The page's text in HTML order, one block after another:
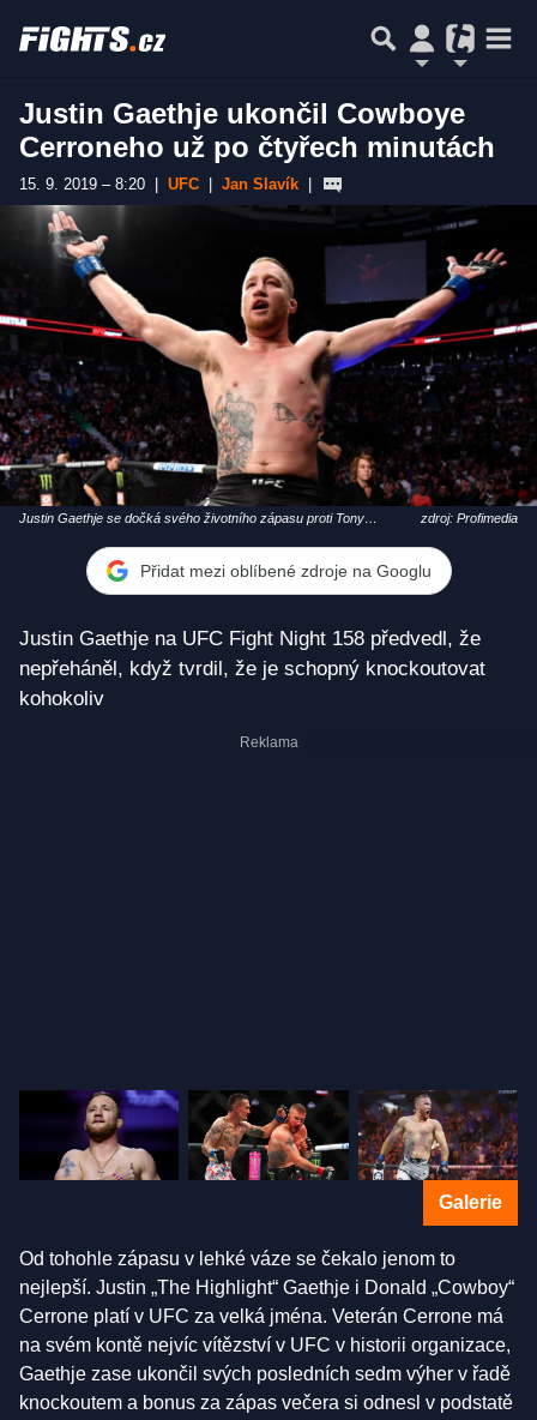
Justin Gaethje ukončil Cowboye
Cerroneho už po čtyřech minutách
15. 9. 2019 – 8:20 UFC Jan Slavík
Justin Gaethje se dočká svého životního zápasu proti Tony
zdroj: Profimedia
Přidat mezi oblíbené zdroje na Googlu
Justin Gaethje na UFC Fight Night 158 předvedl, že
nepřeháněl, když tvrdil, že je schopný knockoutovat
kohokoliv
Galerie
Od tohohle zápasu v lehké váze se čekalo jenom to
nejlepší. Justin „The Highlight“ Gaethje i Donald „Cowboy“
Cerrone platí v UFC za velká jména. Veterán Cerrone má
na svém kontě nejvíc vítězství v UFC v historii organizace,
Gaethje zase ukončil svých posledních sedm výher v řadě
knockoutem a bonus za zápas večera si odnesl v podstatě